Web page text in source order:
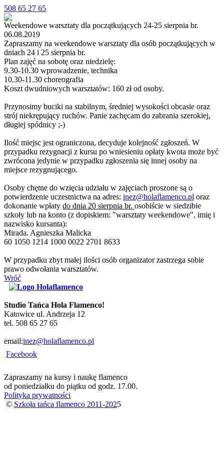
508 65 27 65
Weekendowe warsztaty dla początkujących 24-25 sierpnia br.
06.08.2019
Zapraszamy na weekendowe warsztaty dla osób początkujących w
dniach 24 i 25 sierpnia br.
Plan zajęć na sobotę oraz niedzielę:
9.30-10.30 wprowadzenie, technika
10.30-11.30 choreografia
Koszt dwudniowych warsztatów: 160 zł od osoby.
Przynosimy buciki na stabilnym, średniej wysokości obcasie oraz
strój niekrępujący ruchów. Panie zachęcam do zabrania szerokiej,
długiej spódnicy ;-)
Ilość miejsc jest ograniczona, decyduje kolejność zgłoszeń. W
przypadku rezygnacji z kursu po wniesieniu opłaty kwota może być
zwrócona jedynie w przypadku zgłoszenia się innej osoby na
miejsce rezygnującego.
Osoby chętne do wzięcia udziału w zajęciach proszone są o
potwierdzenie uczestnictwa na adres: inez@holaflamenco.pl oraz
dokonanie wpłaty do dnia 20 sierpnia br. osobiście w siedzibie
szkoły lub na konto (z dopiskiem: "warsztaty weekendowe", imię i
nazwisko kursanta):
Mirada. Agnieszka Malicka
60 1050 1214 1000 0022 2701 8633
W przypadku zbyt małej ilości osób organizator zastrzega sobie
prawo odwołania warsztatów.
Wróć
Studio Tańca Hola Flamenco!
Katowice ul. Andrzeja 12
tel. 508 65 27 65
email:inez@holaflamenco.pl
Facebook
Zapraszamy na kursy i naukę flamenco
od poniedziałku do piątku od godz. 17.00.
Polityka prywatności
© Szkoła tańca flamenco 2011-2025